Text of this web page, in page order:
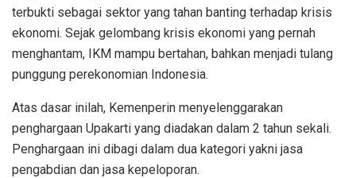
terbukti sebagai sektor yang tahan banting terhadap krisis
ekonomi. Sejak gelombang krisis ekonomi yang pernah
menghantam, IKM mampu bertahan, bahkan menjadi tulang
punggung perekonomian Indonesia.
Atas dasar inilah, Kemenperin menyelenggarakan
penghargaan Upakarti yang diadakan dalam 2 tahun sekali.
Penghargaan ini dibagi dalam dua kategori yakni jasa
pengabdian dan jasa kepeloporan.